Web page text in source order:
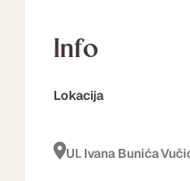
Info
Lokacija
Ul. Ivana Bunića